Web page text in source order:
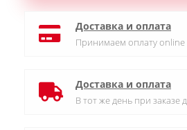
Доставка и оплата
Принимаем оплату online
Доставка и оплата
В тот же день при заказе